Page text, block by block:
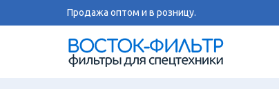
Продажа оптом и в розницу.